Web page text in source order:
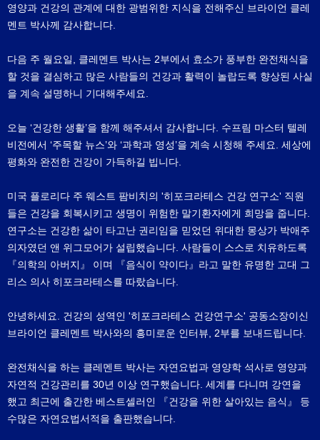
영양과 건강의 관계에 대한 광범위한 지식을 전해주신 브라이언 클레
멘트 박사께 감사합니다.
다음 주 월요일, 클레멘트 박사는 2부에서 효소가 풍부한 완전채식을
할 것을 결심하고 많은 사람들의 건강과 활력이 놀랍도록 향상된 사실
을 계속 설명하니 기대해주세요.
오늘 ‘건강한 생활’을 함께 해주셔서 감사합니다. 수프림 마스터 텔레
비전에서 ‘주목할 뉴스’와 ‘과학과 영성’을 계속 시청해 주세요. 세상에
평화와 완전한 건강이 가득하길 빕니다.
미국 플로리다 주 웨스트 팜비치의 '히포크라테스 건강 연구소' 직원
들은 건강을 회복시키고 생명이 위험한 말기환자에게 희망을 줍니다.
연구소는 건강한 삶이 타고난 권리임을 믿었던 위대한 몽상가 박애주
의자였던 앤 위그모어가 설립했습니다. 사람들이 스스로 치유하도록
『의학의 아버지』 이며 『음식이 약이다』라고 말한 유명한 고대 그
리스 의사 히포크라테스를 따랐습니다.
안녕하세요. 건강의 성역인 '히포크라테스 건강연구소' 공동소장이신
브라이언 클레멘트 박사와의 흥미로운 인터뷰, 2부를 보내드립니다.
완전채식을 하는 클레멘트 박사는 자연요법과 영양학 석사로 영양과
자연적 건강관리를 30년 이상 연구했습니다. 세계를 다니며 강연을
했고 최근에 출간한 베스트셀러인 『건강을 위한 살아있는 음식』 등
수많은 자연요법서적을 출판했습니다.